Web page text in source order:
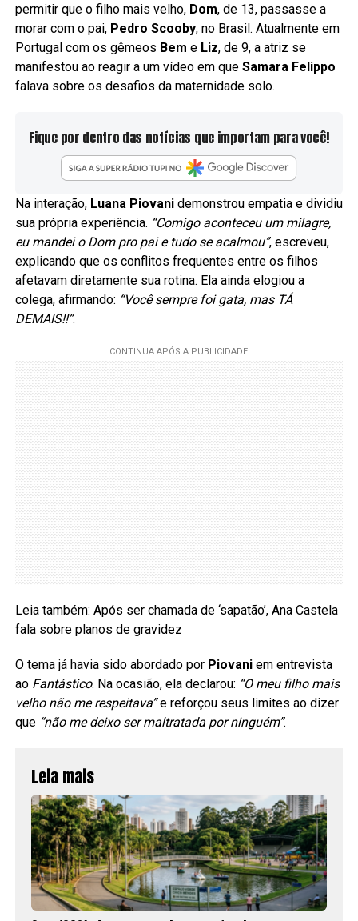
permitir que o filho mais velho, Dom, de 13, passasse a
morar com o pai, Pedro Scooby, no Brasil. Atualmente em
Portugal com os gêmeos Bem e Liz, de 9, a atriz se
manifestou ao reagir a um vídeo em que Samara Felippo
falava sobre os desafios da maternidade solo.
Fique por dentro das notícias que importam para você!
Na interação, Luana Piovanidemonstrou empatia e dividiu
sua própria experiência. “Comigo aconteceu um milagre,
eu mandei o Dom pro pai e tudo se acalmou”, escreveu,
explicando que os conflitos frequentes entre os filhos
afetavam diretamente sua rotina. Ela ainda elogiou a
colega, afirmando: “Você sempre foi gata, mas TÁ
DEMAIS!!”.
Leia também: Após ser chamada de ‘sapatão’, Ana Castela
fala sobre planos de gravidez
O tema já havia sido abordado por Piovaniem entrevista
ao Fantástico. Na ocasião, ela declarou: “O meu filho mais
velho não me respeitava”e reforçou seus limites ao dizer
que “não me deixo ser maltratada por ninguém”.
Leia mais